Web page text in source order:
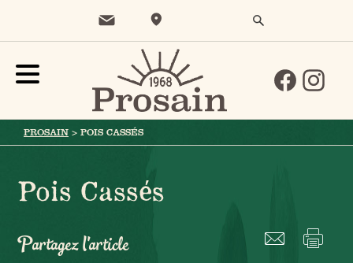
PROSAIN > POIS CASSÉS
Pois Cassés
Partagez l'article